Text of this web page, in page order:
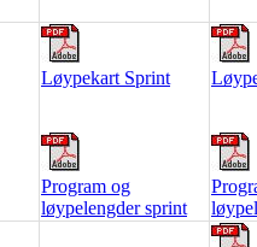
Løypekart Sprint
Program og
løypelengder sprint